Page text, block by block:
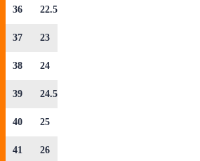
36 22.5
37 23
38 24
39 24.5
40 25
41 26